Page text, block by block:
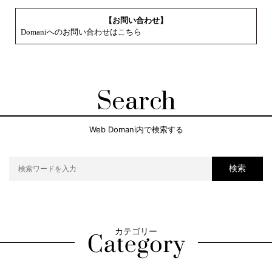
【お問い合わせ】
Domaniへのお問い合わせはこちら
Search
Web Domani内で検索する
検索
カテゴリー